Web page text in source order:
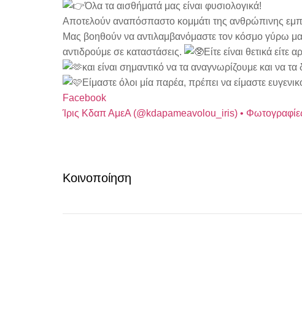
Όλα τα αισθήματά μας είναι φυσιολογικά!
Αποτελούν αναπόσπαστο κομμάτι της ανθρώπινης
Μας βοηθούν να αντιλαμβανόμαστε τον κόσμο γύρω
αντιδρούμε σε καταστάσεις.
Είτε είναι θετικά
και είναι σημαντικό να τα αναγνωρίζουμε και να τα
Είμαστε όλοι μία παρέα, πρέπει να είμαστε
Facebook
Ίρις Κδαπ ΑμεΑ (@kdapameavolou_iris) •
Κοινοποίηση